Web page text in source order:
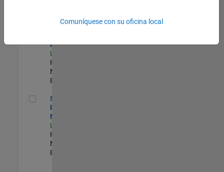
Senior
Software
Manager
US-MA-Natick
Program
Management |
Experimentado
Senior Program Manager
Senior
Program
Manager
US-MA-Natick
Program
Management |
Experimentado
Comuníquese con su oficina local